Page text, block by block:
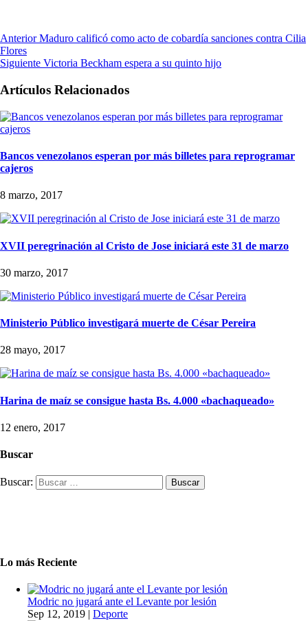
Anterior Maduro calificó como acto de cobardía sanciones contra Cilia
Flores
Siguiente Victoria Beckham espera a su quinto hijo
Artículos Relacionados
Bancos venezolanos esperan por más billetes para reprogramar
cajeros
8 marzo, 2017
XVII peregrinación al Cristo de Jose iniciará este 31 de marzo
30 marzo, 2017
Ministerio Público investigará muerte de César Pereira
28 mayo, 2017
Harina de maíz se consigue hasta Bs. 4.000 «bachaqueado»
12 enero, 2017
Buscar
Buscar:
Lo más Reciente
Modric no jugará ante el Levante por lesión
Sep 12, 2019 | Deporte